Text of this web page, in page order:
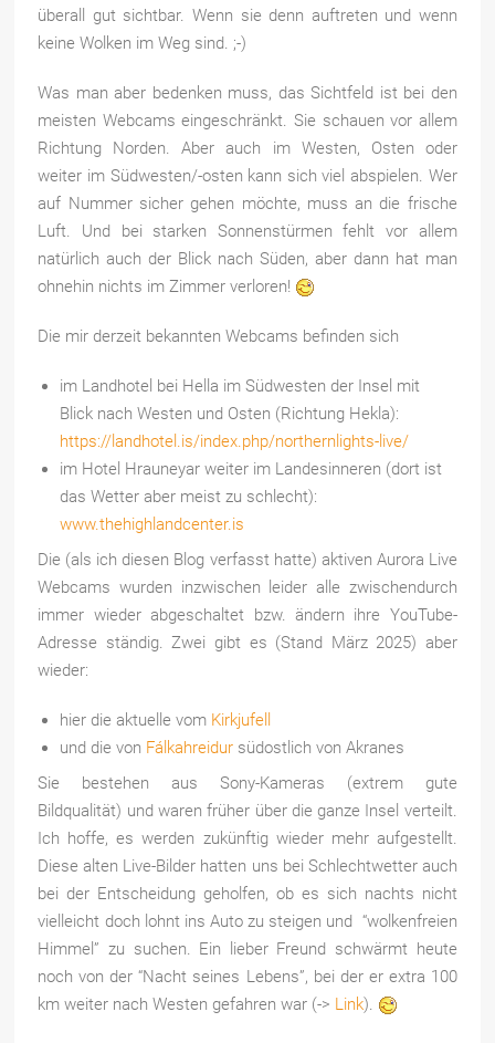
überall gut sichtbar. Wenn sie denn auftreten und wenn
keine Wolken im Weg sind. ;-)
Was man aber bedenken muss, das Sichtfeld ist bei den
meisten Webcams eingeschränkt. Sie schauen vor allem
Richtung Norden. Aber auch im Westen, Osten oder
weiter im Südwesten/-osten kann sich viel abspielen. Wer
auf Nummer sicher gehen möchte, muss an die frische
Luft. Und bei starken Sonnenstürmen fehlt vor allem
natürlich auch der Blick nach Süden, aber dann hat man
ohnehin nichts im Zimmer verloren!
Die mir derzeit bekannten Webcams befinden sich
im Landhotel bei Hella im Südwesten der Insel mit
Blick nach Westen und Osten (Richtung Hekla):
https://landhotel.is/index.php/northernlights-live/
im Hotel Hrauneyar weiter im Landesinneren (dort ist
das Wetter aber meist zu schlecht):
www.thehighlandcenter.is
Die (als ich diesen Blog verfasst hatte) aktiven Aurora Live
Webcams wurden inzwischen leider alle zwischendurch
immer wieder abgeschaltet bzw. ändern ihre YouTube-
Adresse ständig. Zwei gibt es (Stand März 2025) aber
wieder:
hier die aktuelle vom Kirkjufell
und die von Fálkahreidur südostlich von Akranes
Sie bestehen aus Sony-Kameras (extrem gute
Bildqualität) und waren früher über die ganze Insel verteilt.
Ich hoffe, es werden zukünftig wieder mehr aufgestellt.
Diese alten Live-Bilder hatten uns bei Schlechtwetter auch
bei der Entscheidung geholfen, ob es sich nachts nicht
vielleicht doch lohnt ins Auto zu steigen und “wolkenfreien
Himmel” zu suchen. Ein lieber Freund schwärmt heute
noch von der “Nacht seines Lebens”, bei der er extra 100
km weiter nach Westen gefahren war (-> Link).